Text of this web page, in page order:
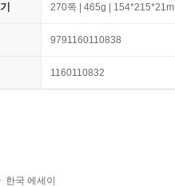
270쪽 | 465g |
9791160110838
1160110832
한국 에세이